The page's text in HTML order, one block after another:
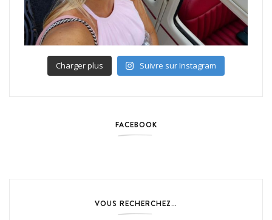
Charger plus Suivre sur Instagram
FACEBOOK
VOUS RECHERCHEZ…